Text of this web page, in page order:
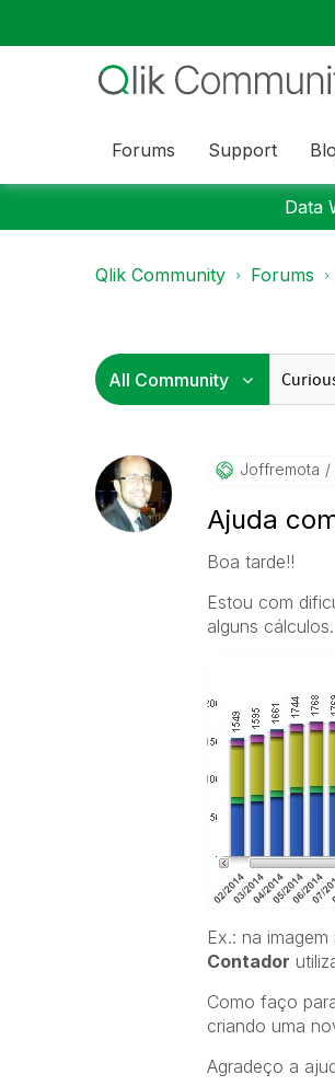
Forums Support
Data
Qlik Community Forums
Joffremota
Ajuda
Boa tarde!!
Estou com
alguns cálculos.
Ex.: na
Contador
Como faço
criando uma
Agradeço a